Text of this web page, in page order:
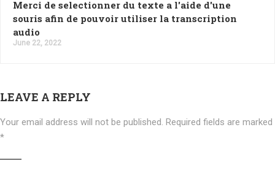
Merci de selectionner du texte a l'aide d'une
souris afin de pouvoir utiliser la transcription
audio
June 22, 2022
LEAVE A REPLY
Your email address will not be published. Required fields are marked
*